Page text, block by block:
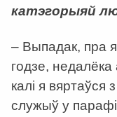
катэгорыяй
– Выпадак, пра
годзе,
калі я
служыў у